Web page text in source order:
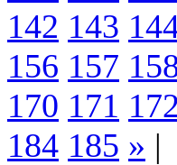
142 143
156 157
170 171 172
184 185 » |